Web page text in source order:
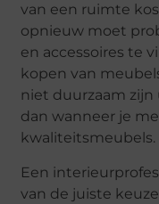
van een ruimte
opnieuw moet
en accessoires te
kopen van
niet duurzaam
dan wanneer je
kwaliteitsmeubels.
Een
van de juiste